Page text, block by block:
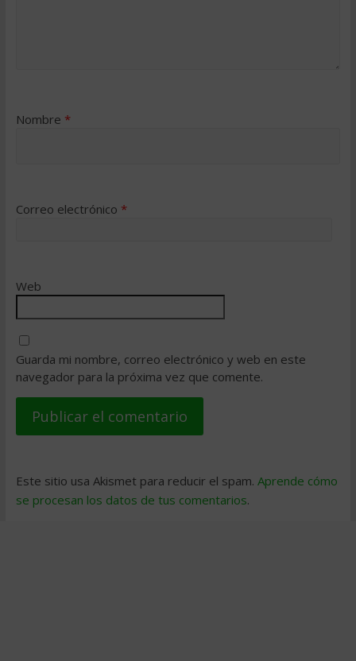
Nombre *
Correo electrónico *
Web
Guarda mi nombre, correo electrónico y web en este
navegador para la próxima vez que comente.
Este sitio usa Akismet para reducir el spam. Aprende cómo
se procesan los datos de tus comentarios.